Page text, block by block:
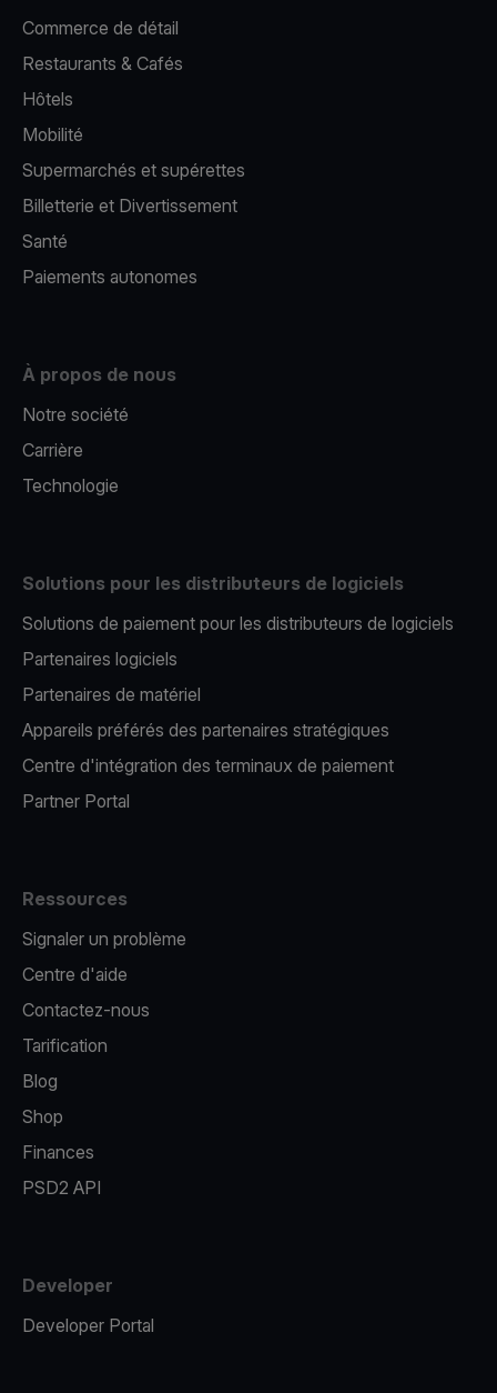
Commerce de détail
Restaurants & Cafés
Hôtels
Mobilité
Supermarchés et supérettes
Billetterie et Divertissement
Santé
Paiements autonomes
À propos de nous
Notre société
Carrière
Technologie
Solutions pour les distributeurs de logiciels
Solutions de paiement pour les distributeurs de logiciels
Partenaires logiciels
Partenaires de matériel
Appareils préférés des partenaires stratégiques
Centre d'intégration des terminaux de paiement
Partner Portal
Ressources
Signaler un problème
Centre d'aide
Contactez-nous
Tarification
Blog
Shop
Finances
PSD2 API
Developer
Developer Portal